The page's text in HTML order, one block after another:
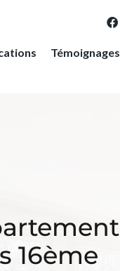
Témoignages
16ème